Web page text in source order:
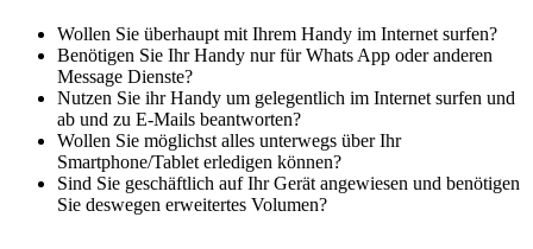
Wollen Sie überhaupt mit Ihrem Handy im Internet surfen?
Benötigen Sie Ihr Handy nur für Whats App oder anderen
Message Dienste?
Nutzen Sie ihr Handy um gelegentlich im Internet surfen und
ab und zu E-Mails beantworten?
Wollen Sie möglichst alles unterwegs über Ihr
Smartphone/Tablet erledigen können?
Sind Sie geschäftlich auf Ihr Gerät angewiesen und benötigen
Sie deswegen erweitertes Volumen?